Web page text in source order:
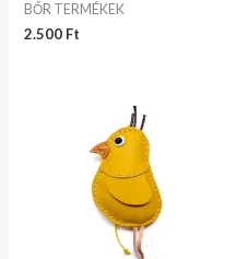
BŐR TERMÉKEK
2.500 Ft